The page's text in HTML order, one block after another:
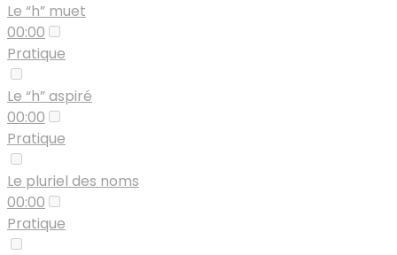
Le “h” muet
00:00
Pratique
Le “h” aspiré
00:00
Pratique
Le pluriel des noms
00:00
Pratique